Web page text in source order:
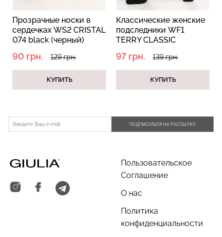
в
CRISTAL
грн.
Классические женские
подследники WF1
TERRY CLASSIC
(черный)
97 грн. 139 грн.
Женские
перфорацией
BALLERINA
(белый)
111 грн.
ПОДПИСАТЬСЯ НА РАССЫЛКУ
Пользовательское
Соглашение
О нас
Политика
конфиденциальности
Бесшовный топ на тонких
бретелях CAMI TOP
(белый) Giulia
399 грн.
Бесшовные трусы слипы
с легкой коррекцией HI-
LEG SHAPEWEAR black
369 грн.